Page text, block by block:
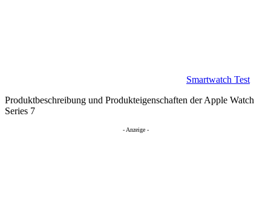
Smartwatch Test
Produktbeschreibung und Produkteigenschaften der Apple Watch
Series 7
- Anzeige -